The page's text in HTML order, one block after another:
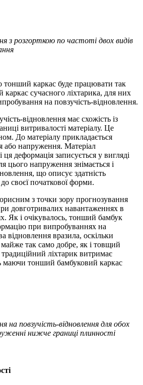
з розгорткою по частоті двох видів
тонший каркас буде працювати так
каркас сучасного ліхтарика, для них
на повзучість-відновлення.
відновлення має схожість із
витривалості матеріалу. Це
До матеріалу прикладається
або напруження. Матеріал
ця деформація записується у вигляді
цього напруження знімається і
що описує здатність
своєї початкової форми.
з точки зору прогнозування
довготривалих навантаженнях в
Як і очікувалось, тонший бамбук
при випробуваннях на
відновлення вразила, оскільки
так само добре, як і товщий
ліхтарик витримає
маючи тонший бамбуковий каркас
на повзучість-відновлення для обох
нижче границі плинності